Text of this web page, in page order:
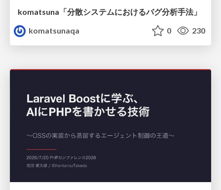
komatsuna「分散システムにおけるバグ分析手法」
komatsunaqa
0 230